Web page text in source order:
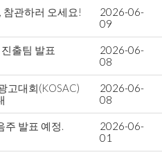
참관하러 오세요!
2026-06-
09
출팀 발표
2026-06-
08
고대회(KOSAC)
2026-06-
08
주 발표 예정.
2026-06-
01